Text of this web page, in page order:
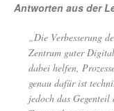
Antworten aus der
„Die Verbesserung
Zentrum guter
dabei helfen,
genau dafür ist
jedoch das